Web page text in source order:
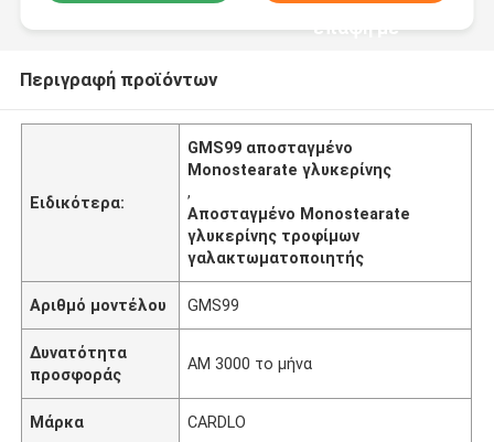
επαφή με
Περιγραφή προϊόντων
Ειδικότερα:
GMS99 αποσταγμένο
Monostearate γλυκερίνης
,
Αποσταγμένο Monostearate
γλυκερίνης τροφίμων
γαλακτωματοποιητής
Αριθμό μοντέλου GMS99
Δυνατότητα
προσφοράς
ΑΜ 3000 το μήνα
Μάρκα CARDLO